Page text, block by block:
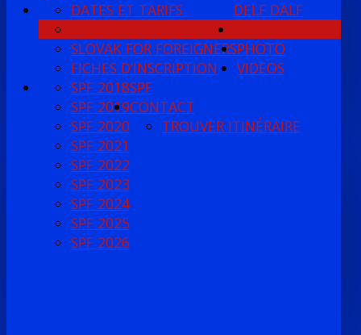
DELF DALF
DATES ET TARIFS
COURS DE PRÉPARATION
SLOVAK FOR FOREIGNERS
FICHES D’INSCRIPTION
PHOTO
VIDEOS
SPF
SPF 2018
SPF 2019
SPF 2020
SPF 2021
SPF 2022
SPF 2023
SPF 2024
SPF 2025
SPF 2026
CONTACT
TROUVER ITINÉRAIRE